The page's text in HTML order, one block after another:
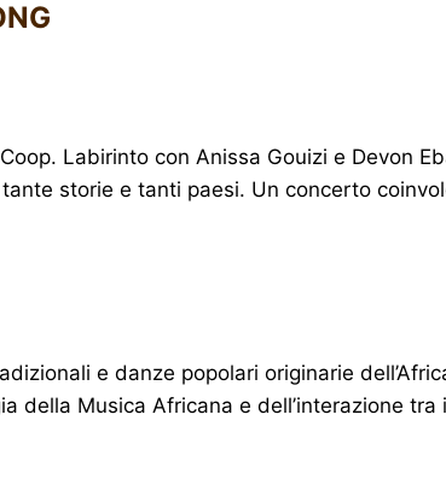
Labirinto con Anissa Gouizi e Devon
storie e tanti paesi. Un concerto
e danze popolari originarie
della Musica Africana e dell’interazione tra